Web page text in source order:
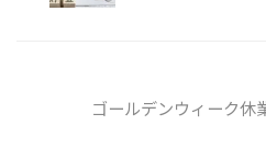
ゴールデンウィーク休